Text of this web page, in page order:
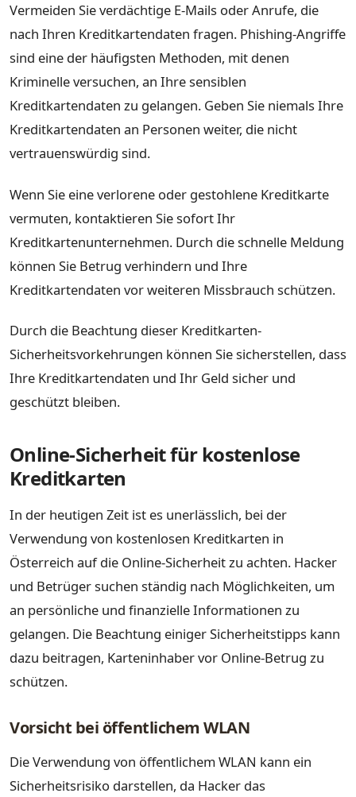
Vermeiden Sie verdächtige E-Mails oder Anrufe, die
nach Ihren Kreditkartendaten fragen. Phishing-Angriffe
sind eine der häufigsten Methoden, mit denen
Kriminelle versuchen, an Ihre sensiblen
Kreditkartendaten zu gelangen. Geben Sie niemals Ihre
Kreditkartendaten an Personen weiter, die nicht
vertrauenswürdig sind.
Wenn Sie eine verlorene oder gestohlene Kreditkarte
vermuten, kontaktieren Sie sofort Ihr
Kreditkartenunternehmen. Durch die schnelle Meldung
können Sie Betrug verhindern und Ihre
Kreditkartendaten vor weiteren Missbrauch schützen.
Durch die Beachtung dieser Kreditkarten-
Sicherheitsvorkehrungen können Sie sicherstellen, dass
Ihre Kreditkartendaten und Ihr Geld sicher und
geschützt bleiben.
Online-Sicherheit für kostenlose
Kreditkarten
In der heutigen Zeit ist es unerlässlich, bei der
Verwendung von kostenlosen Kreditkarten in
Österreich auf die Online-Sicherheit zu achten. Hacker
und Betrüger suchen ständig nach Möglichkeiten, um
an persönliche und finanzielle Informationen zu
gelangen. Die Beachtung einiger Sicherheitstipps kann
dazu beitragen, Karteninhaber vor Online-Betrug zu
schützen.
Vorsicht bei öffentlichem WLAN
Die Verwendung von öffentlichem WLAN kann ein
Sicherheitsrisiko darstellen, da Hacker das